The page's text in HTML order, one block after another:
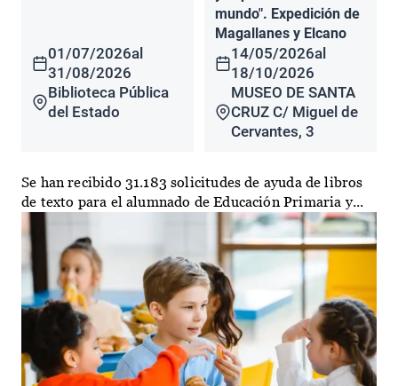
01/07/2026al
31/08/2026
Biblioteca Pública
del Estado
mundo". Expedición de
Magallanes y Elcano
14/05/2026al
18/10/2026
MUSEO DE SANTA
CRUZ C/ Miguel de
Cervantes, 3
Se han recibido 31.183 solicitudes de ayuda de libros
de texto para el alumnado de Educación Primaria y...